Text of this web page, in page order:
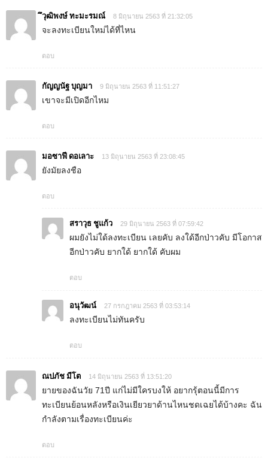
ึวุฒิพงษ์ ทะมะรมณ์ 8 มิถุนายน 2563 ที่ 21:32:05
จะลงทะเบียนใหม่ได้ที่ไหน
ตอบ
กัญญนัฐ บุญมา 9 มิถุนายน 2563 ที่ 11:51:27
เขาจะมีเปิดอีกไหม
ตอบ
มอซาฟี ดอเลาะ 13 มิถุนายน 2563 ที่ 23:08:45
ยังมัยลงชือ
ตอบ
สราวุธ ชูแก้ว 29 มิถุนายน 2563 ที่ 07:59:42
ผมยังไม่ใด้ลงทะเบียน เลยคับ ลงใด้อีกป่าวคับ มีโอกาส
อีกป่าวคับ ยากใด้ ยากใด้ คับผม
ตอบ
อนุวัฒน์ 27 กรกฎาคม 2563 ที่ 03:53:14
ลงทะเบียนไม่ทันครับ
ตอบ
ณปภัช มีโต 14 มิถุนายน 2563 ที่ 13:51:20
ยายของฉันวัย 71ปี แก่ไม่มีใครบงให้ อยากรุ้ตอนนี้มีการ
ทะเบียนย้อนหลังหรือเงินเยียวยาด้านไหนชดเฉยได้บ้างคะ ฉัน
กำลังตามเรื่องทะเบียนค่ะ
ตอบ